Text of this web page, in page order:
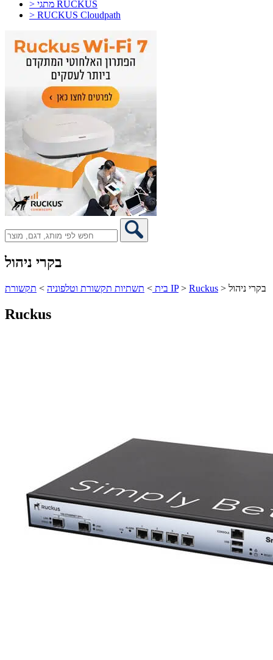
> מתגי RUCKUS
> RUCKUS Cloudpath
בקרי ניהול
בית > תשתיות תקשורת וטלפוניה > תקשורת IP> Ruckus > בקרי ניהול
Ruckus